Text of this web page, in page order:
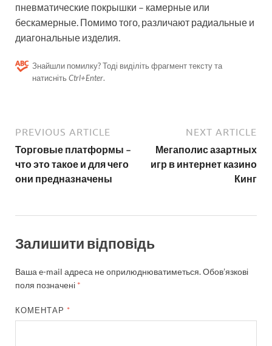
пневматические покрышки – камерные или
бескамерные. Помимо того, различают радиальные и
диагональные изделия.
Знайшли помилку? Тоді виділіть фрагмент тексту та
натисніть Ctrl+Enter.
PREVIOUS ARTICLE
Торговые платформы –
что это такое и для чего
они предназначены
NEXT ARTICLE
Мегаполис азартных
игр в интернет казино
Кинг
Залишити відповідь
Ваша e-mail адреса не оприлюднюватиметься.Обов’язкові
поля позначені *
КОМЕНТАР *